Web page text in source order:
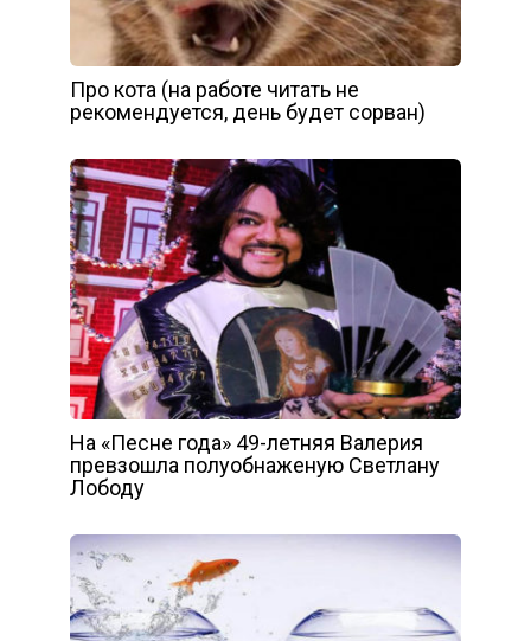
Про кота (на работе читать не
рекомендуется, день будет сорван)
На «Песне года» 49-летняя Валерия
превзошла полуобнаженую Светлану
Лободу